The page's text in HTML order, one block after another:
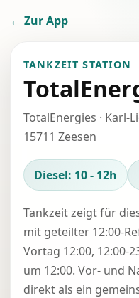
← Zur App
TANKZEIT STATION
TotalEnergies · Karl-
15711 Zeesen
Diesel: 10 - 12h
Tankzeit zeigt für
mit geteilter 12:00-
Vortag 12:00, 12:00-
um 12:00. Vor- und
direkt als ein